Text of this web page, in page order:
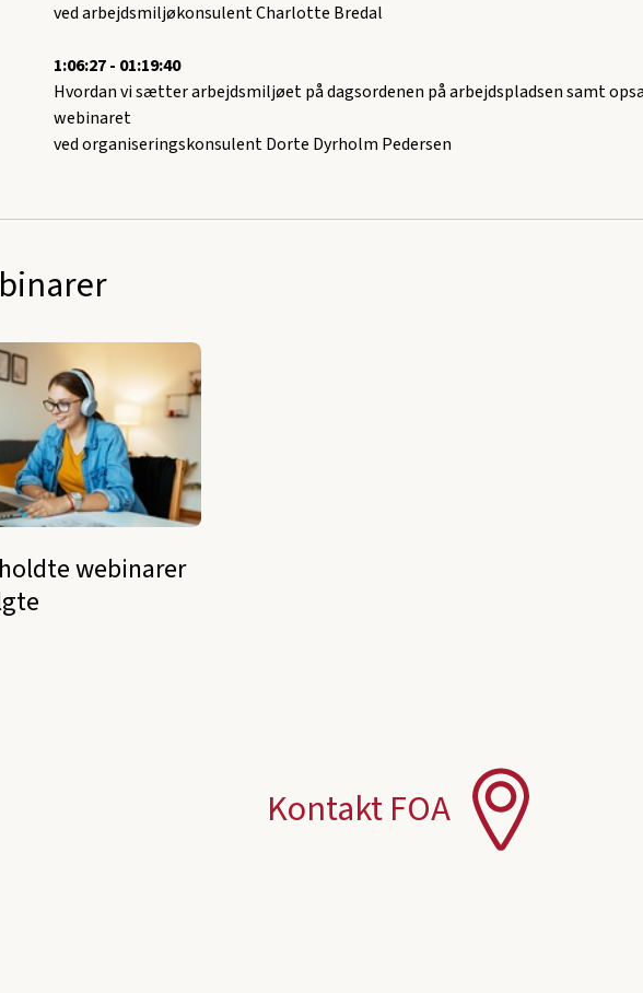
ved arbejdsmiljøkonsulent Charlotte Bredal
1:06:27 - 01:19:40
Hvordan vi sætter arbejdsmiljøet på dagsordenen på arbejdspladsen samt
webinaret
ved organiseringskonsulent Dorte Dyrholm Pedersen
webinarer
Kontakt FOA